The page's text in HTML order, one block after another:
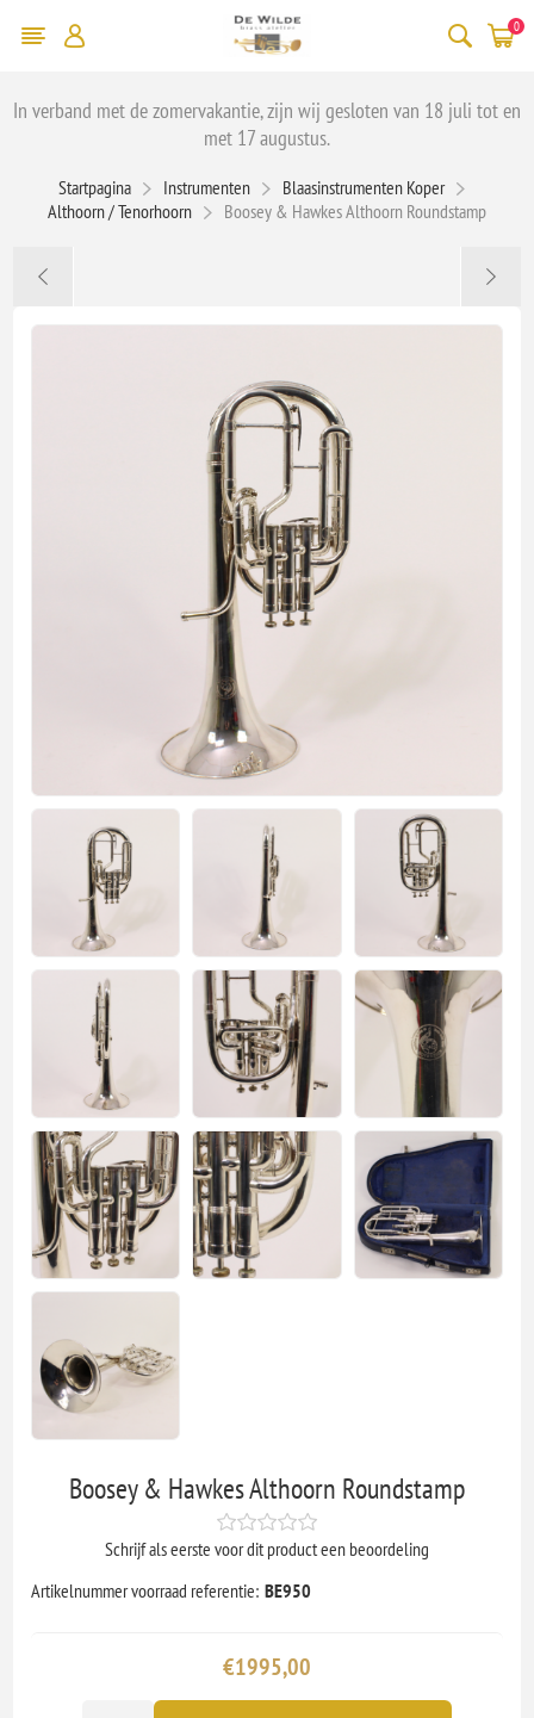
0
In verband met de zomervakantie, zijn wij gesloten van 18 juli tot en
met 17 augustus.
Startpagina Instrumenten
Blaasinstrumenten Koper
Althoorn / Tenorhoorn
Boosey & Hawkes Althoorn Roundstamp
Boosey & Hawkes Althoorn Roundstamp
Schrijf als eerste voor dit product een beoordeling
Artikelnummer voorraad referentie: BE950
€1995,00